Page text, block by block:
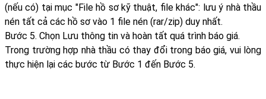
(nếu có) tại mục "File hồ sơ kỹ thuật, file khác": lưu ý nhà thầu
nén tất cả các hồ sơ vào 1 file nén (rar/zip) duy nhất.
Bước 5. Chọn Lưu thông tin và hoàn tất quá trình báo giá.
Trong trường hợp nhà thầu có thay đổi trong báo giá, vui lòng
thực hiện lại các bước từ Bước 1 đến Bước 5.